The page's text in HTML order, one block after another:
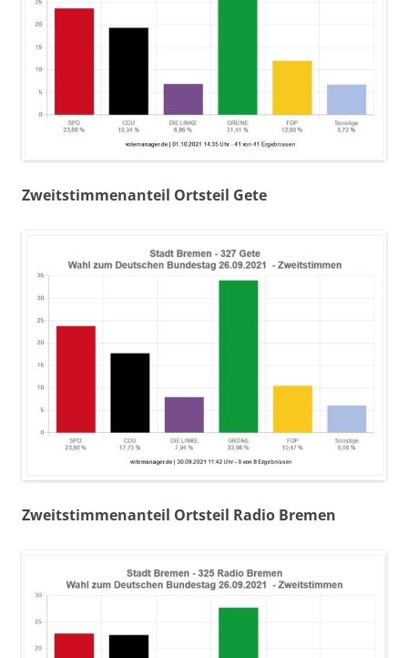
Zweitstimmenanteil Ortsteil Gete
Zweitstimmenanteil Ortsteil Radio Bremen